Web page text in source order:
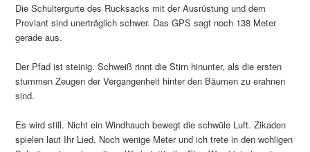
Die Schultergurte des Rucksacks mit der Ausrüstung und dem
Proviant sind unerträglich schwer. Das GPS sagt noch 138 Meter
gerade aus.
Der Pfad ist steinig. Schweiß rinnt die Stirn hinunter, als die ersten
stummen Zeugen der Vergangenheit hinter den Bäumen zu erahnen
sind.
Es wird still. Nicht ein Windhauch bewegt die schwüle Luft. Zikaden
spielen laut Ihr Lied. Noch wenige Meter und ich trete in den wohligen